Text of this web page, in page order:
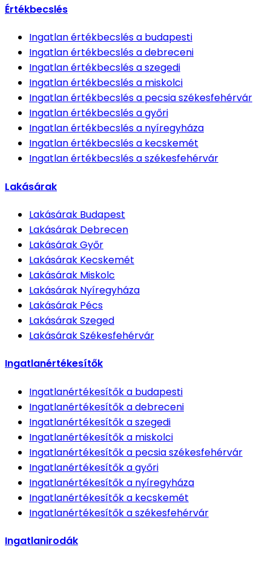
Értékbecslés
Ingatlan értékbecslésa budapesti
Ingatlan értékbecslésa debreceni
Ingatlan értékbecslésa szegedi
Ingatlan értékbecslésa miskolci
Ingatlan értékbecslésa pecsia székesfehérvár
Ingatlan értékbecslésa győri
Ingatlan értékbecslésa nyíregyháza
Ingatlan értékbecslésa kecskemét
Ingatlan értékbecslésa székesfehérvár
Lakásárak
Lakásárak Budapest
Lakásárak Debrecen
LakásárakGyőr
Lakásárak Kecskemét
Lakásárak Miskolc
Lakásárak Nyíregyháza
Lakásárak Pécs
LakásárakSzeged
LakásárakSzékesfehérvár
Ingatlanértékesítők
Ingatlanértékesítőka budapesti
Ingatlanértékesítőka debreceni
Ingatlanértékesítőka szegedi
Ingatlanértékesítőka miskolci
Ingatlanértékesítőka pecsia székesfehérvár
Ingatlanértékesítőka győri
Ingatlanértékesítőka nyíregyháza
Ingatlanértékesítőka kecskemét
Ingatlanértékesítőka székesfehérvár
Ingatlanirodák